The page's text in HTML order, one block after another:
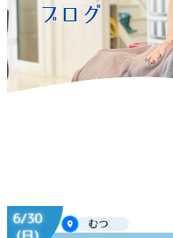
ブログ